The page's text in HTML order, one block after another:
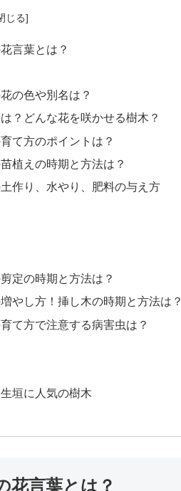
言葉とは？
の色や別名は？
？どんな花を咲かせる樹木？
て方のポイントは？
植えの時期と方法は？
作り、水やり、肥料の与え方
定の時期と方法は？
やし方！挿し木の時期と方法は？
て方で注意する病害虫は？
垣に人気の樹木
花言葉とは？